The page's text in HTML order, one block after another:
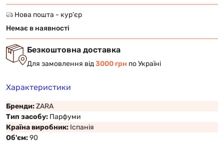
Нова пошта - кур'єр
Немає в наявності
Безкоштовна доставка
Для замовлення від3000 грн по Україні
Характеристики
Бренди:ZARA
Тип засобу: Парфуми
Країна виробник: Іспанія
Об'єм:90